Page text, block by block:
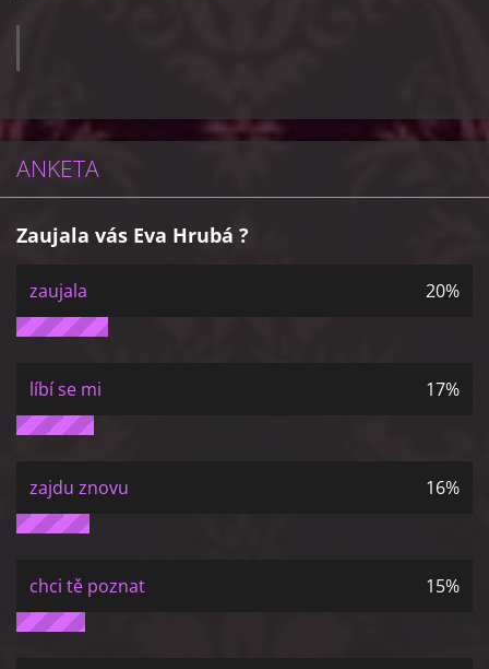
ANKETA
Zaujala vás Eva Hrubá ?
zaujala 20%
líbí se mi 17%
zajdu znovu 16%
chci tě poznat 15%